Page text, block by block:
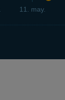
11. may.